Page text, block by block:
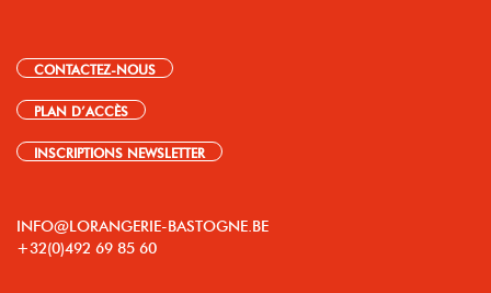
CONTACTEZ-NOUS
PLAN D’ACCÈS
INSCRIPTIONS NEWSLETTER
INFO@LORANGERIE-BASTOGNE.BE
+32(0)492 69 85 60